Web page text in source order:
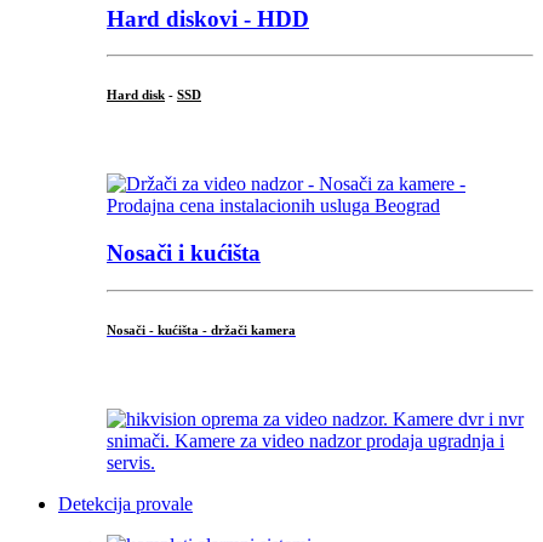
Hard diskovi - HDD
Hard disk - SSD
Nosači i kućišta
Nosači - kućišta - držači kamera
Detekcija provale